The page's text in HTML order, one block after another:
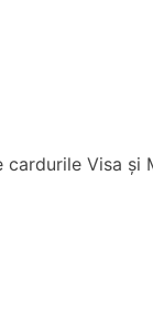
Visa